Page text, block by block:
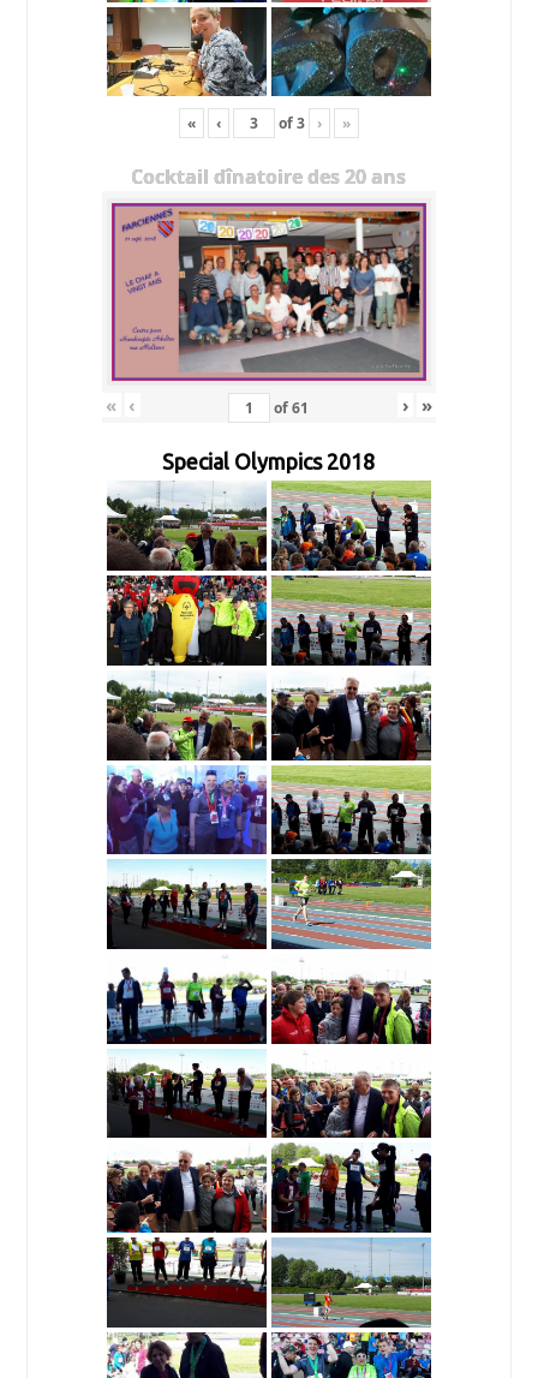
« ‹ of3 › »
Cocktail dînatoire des 20 ans
« ‹ of61 › »
Special Olympics 2018